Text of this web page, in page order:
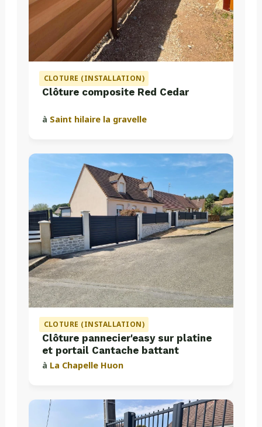
CLOTURE (INSTALLATION)
Clôture composite Red Cedar
à Saint hilaire la gravelle
CLOTURE (INSTALLATION)
Clôture pannecier'easy sur platine
et portail Cantache battant
à La Chapelle Huon